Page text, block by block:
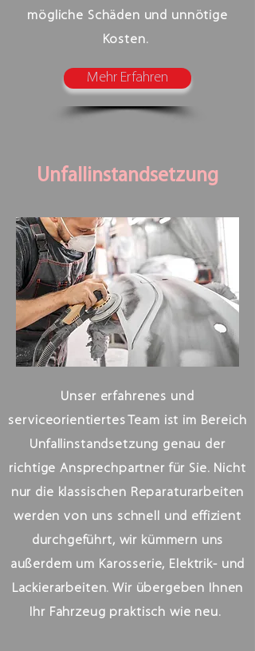
mögliche Schäden und unnötige
Kosten.
Mehr Erfahren
Unfallinstandsetzung
Unser erfahrenes und
serviceorientiertes Team ist im Bereich
Unfallinstandsetzung genau der
richtige Ansprechpartner für Sie. Nicht
nur die klassischen Reparaturarbeiten
werden von uns schnell und effizient
durchgeführt, wir kümmern uns
außerdem um Karosserie, Elektrik- und
Lackierarbeiten. Wir übergeben Ihnen
Ihr Fahrzeug praktisch wie neu.